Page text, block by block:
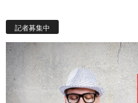
記者募集中